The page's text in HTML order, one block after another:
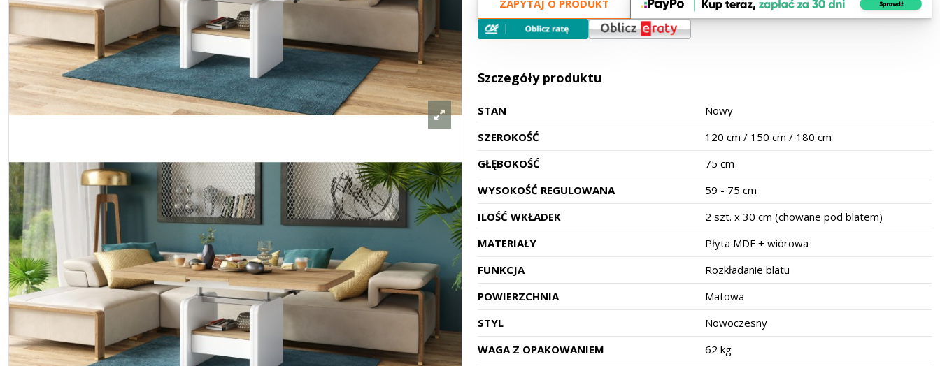
ZAPYTAJ O PRODUKT
Szczegóły produktu
STAN
Nowy
SZEROKOŚĆ
120 cm / 150 cm / 180 cm
GŁĘBOKOŚĆ
75 cm
WYSOKOŚĆ REGULOWANA
59 - 75 cm
ILOŚĆ WKŁADEK
2 szt. x 30 cm (chowane pod blatem)
MATERIAŁY
Płyta MDF + wiórowa
FUNKCJA
Rozkładanie blatu
POWIERZCHNIA
Matowa
STYL
Nowoczesny
WAGA Z OPAKOWANIEM
62 kg